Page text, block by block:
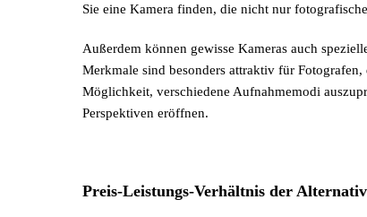
Sie eine Kamera finden, die nicht nur
Außerdem können gewisse Kameras auch
Merkmale sind besonders attraktiv für
Möglichkeit, verschiedene Aufnahmemodi
Perspektiven eröffnen.
Preis-Leistungs-Verhältnis der